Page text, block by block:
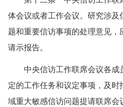
体会议或者工作会议。研究涉
题和重要信访事项的处理意见
请示报告。
中央信访工作联席会议各成
定的工作任务和议定事项，及
域重大敏感信访问题提请联席会